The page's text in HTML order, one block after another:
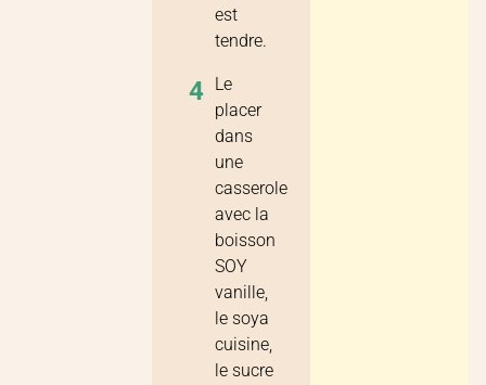
est
tendre.
4 Le
placer
dans
une
casserole
avec la
boisson
SOY
vanille,
le soya
cuisine,
le sucre